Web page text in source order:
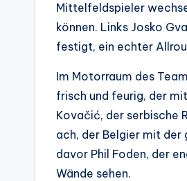
Mittelfeldspieler
können. Links Josko
festigt, ein echter
Im Motorraum des
frisch und feurig, der
Kovačić, der serbische
ach, der Belgier mit der
davor Phil Foden, der
Wände sehen.